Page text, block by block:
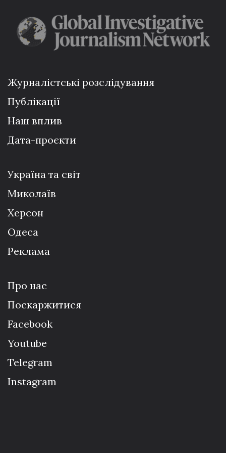
Журналістські розслідування
Публікації
Наш вплив
Дата-проєкти
Україна та світ
Миколаїв
Херсон
Одеса
Реклама
Про нас
Поскаржитися
Facebook
Youtube
Telegram
Instagram